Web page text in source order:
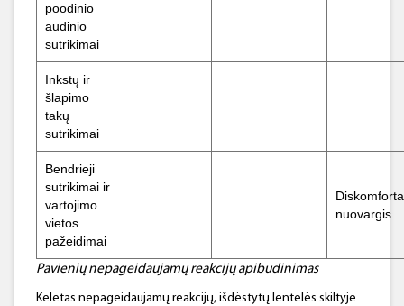
poodinio
audinio
sutrikimai
Inkstų ir
šlapimo
takų
sutrikimai
Bendrieji
sutrikimai ir
vartojimo
vietos
pažeidimai
nuovargis
Pavienių nepageidaujamų reakcijų apibūdinimas
Keletas nepageidaujamų reakcijų, išdėstytų lentelės skiltyje